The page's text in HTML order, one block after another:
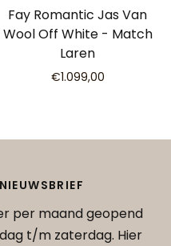
Fay Romantic Jas Van
Wool Off White - Match
Laren
€1.099,00
per maand geopend
t/m zaterdag. Hier